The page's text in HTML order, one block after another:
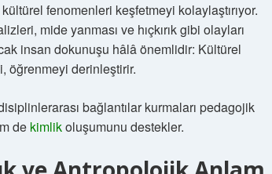
fenomenleri keşfetmeyi kolaylaştırıyor.
mide yanması ve hıçkırık gibi olayları
insan dokunuşu hâlâ önemlidir: Kültürel
öğrenmeyi derinleştirir.
bağlantılar kurmaları pedagojik
de kimlikoluşumunu destekler.